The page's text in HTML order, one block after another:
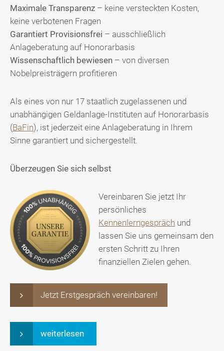
Maximale Transparenz – keine versteckten Kosten,
keine verbotenen Fragen
Garantiert Provisionsfrei – ausschließlich
Anlageberatung auf Honorarbasis
Wissenschaftlich bewiesen – von diversen
Nobelpreisträgern profitieren
Als eines von nur 17 staatlich zugelassenen und
unabhängigen Geldanlage-Instituten auf Honorarbasis
(BaFin), ist jederzeit eine Anlageberatung in Ihrem
Sinne garantiert und sichergestellt.
Überzeugen Sie sich selbst
Vereinbaren Sie jetzt Ihr
persönliches
Kennenlerngespräch und
lassen Sie uns gemeinsam den
ersten Schritt zu Ihren
finanziellen Zielen gehen.
Jetzt Erstgespräch vereinbaren!
weiterlesen